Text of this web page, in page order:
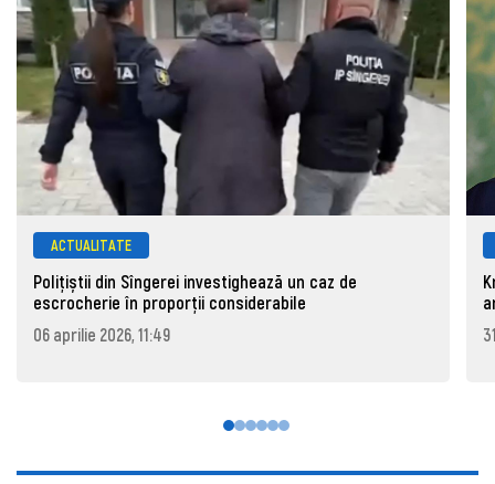
ACTUALITATE
Polițiștii din Sîngerei investighează un caz de
escrocherie în proporții considerabile
06 aprilie 2026, 11:49